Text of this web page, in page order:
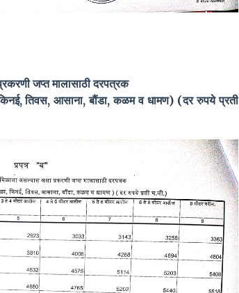
जप्त मालासाठी दरपत्रक
तिवस, आसाना, बौंडा, कळम व धामण) (दर रुपये प्रती